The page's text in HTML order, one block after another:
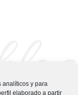
analíticos y para
elaborado a partir